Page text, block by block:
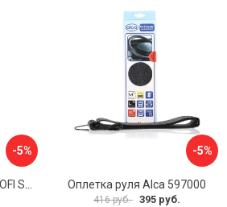
-5% -5%
Оплетка руля Alca 597000
416 руб. 395 руб.